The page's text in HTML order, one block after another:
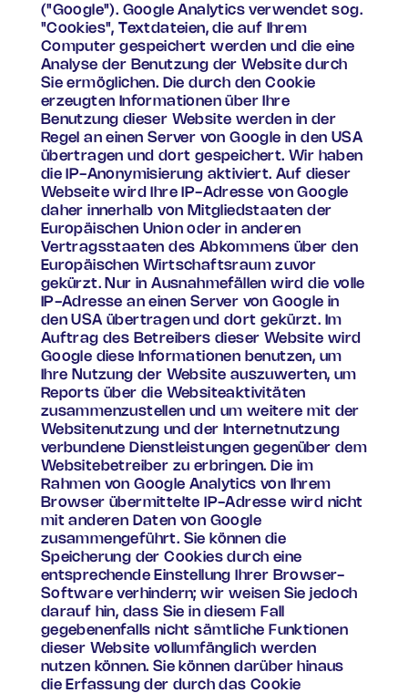
("Google"). Google Analytics verwendet sog.
"Cookies", Textdateien, die auf Ihrem
Computer gespeichert werden und die eine
Analyse der Benutzung der Website durch
Sie ermöglichen. Die durch den Cookie
erzeugten Informationen über Ihre
Benutzung dieser Website werden in der
Regel an einen Server von Google in den USA
übertragen und dort gespeichert. Wir haben
die IP-Anonymisierung aktiviert. Auf dieser
Webseite wird Ihre IP-Adresse von Google
daher innerhalb von Mitgliedstaaten der
Europäischen Union oder in anderen
Vertragsstaaten des Abkommens über den
Europäischen Wirtschaftsraum zuvor
gekürzt. Nur in Ausnahmefällen wird die volle
IP-Adresse an einen Server von Google in
den USA übertragen und dort gekürzt. Im
Auftrag des Betreibers dieser Website wird
Google diese Informationen benutzen, um
Ihre Nutzung der Website auszuwerten, um
Reports über die Websiteaktivitäten
zusammenzustellen und um weitere mit der
Websitenutzung und der Internetnutzung
verbundene Dienstleistungen gegenüber dem
Websitebetreiber zu erbringen. Die im
Rahmen von Google Analytics von Ihrem
Browser übermittelte IP-Adresse wird nicht
mit anderen Daten von Google
zusammengeführt. Sie können die
Speicherung der Cookies durch eine
entsprechende Einstellung Ihrer Browser-
Software verhindern; wir weisen Sie jedoch
darauf hin, dass Sie in diesem Fall
gegebenenfalls nicht sämtliche Funktionen
dieser Website vollumfänglich werden
nutzen können. Sie können darüber hinaus
die Erfassung der durch das Cookie